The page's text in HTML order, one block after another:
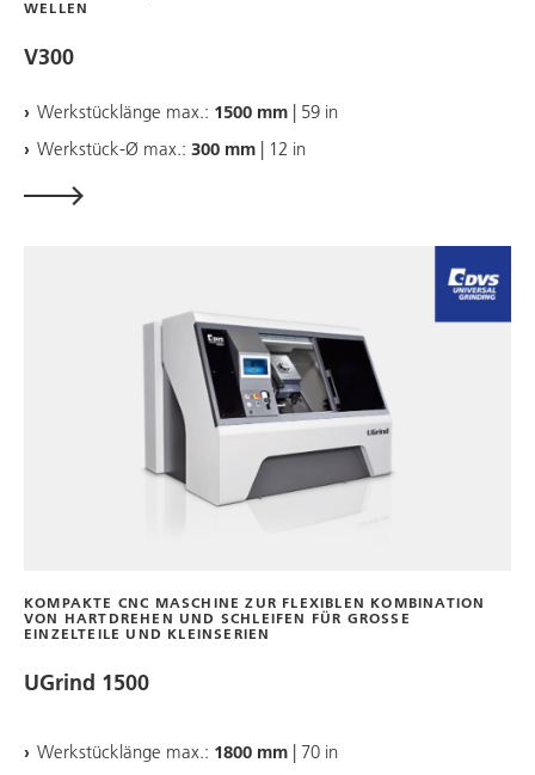
WELLEN
V300
Werkstücklänge max.: 1500 mm | 59 in
Werkstück-Ø max.: 300 mm | 12 in
KOMPAKTE CNC MASCHINE ZUR FLEXIBLEN KOMBINATION
VON HARTDREHEN UND SCHLEIFEN FÜR GROSSE E
INZELTEILE UND KLEINSERIEN
UGrind 1500
Werkstücklänge max.: 1800 mm | 70 in